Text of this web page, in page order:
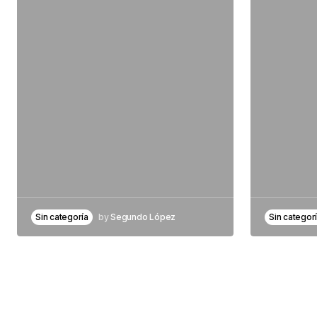
Sin categoría bySegundo López Sin